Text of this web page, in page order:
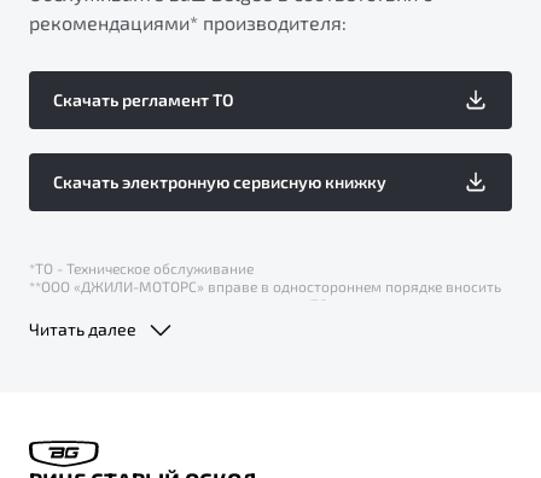
рекомендациями* производителя:
Скачать регламент ТО
Скачать электронную сервисную книжку
*ТО - Техническое обслуживание
**ООО «ДЖИЛИ-МОТОРС» вправе в одностороннем порядке вносить
изменения в регламент периодического ТО.
С 01.09.2025 г. ООО «Слава Моторс Рус» не является официальным
дистрибьютором автомобилей «Belgee», с 01.09.2025 г. права и
Моторс Рус» исполнит обязательства в полном объеме.
Читать далее